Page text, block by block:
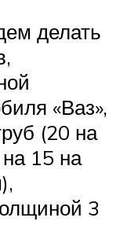
делать
«Ваз»,
(20 на
15 на
3